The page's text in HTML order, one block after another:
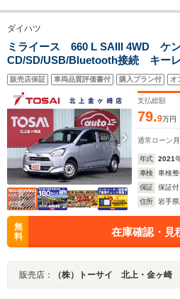
ダイハツ
ミライース 660 L SAIII 4WD ケ
CD/SD/USB/Bluetooth接続 キー
レベライザー リアワイパ- 電動格
レコ ETC スマートアシストIII オー
ビーム
販売店保証 車両品質評価書付 購入プラン付 オ
支払総額
79.9万円
通常ローン
年式 2021
車検
車検
保証
保証付
住所
岩手
無
料
在庫確認・見
販売店： （株）トーサイ 北上・金ヶ崎